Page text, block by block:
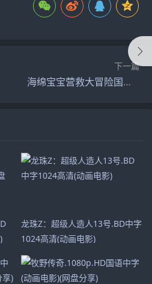
下一篇
海绵宝宝营救大冒险国语超清奔跑吧,海绵宝宝急急脚走佬(百度网盘)
龙珠Z：超级人造人13号.BD中字
1024高清(动画电影)